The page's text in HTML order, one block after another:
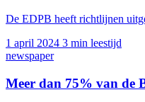
De EDPB heeft richtlijnen
1 april 2024 3 min leestijd
newspaper
Meer dan 75% van de